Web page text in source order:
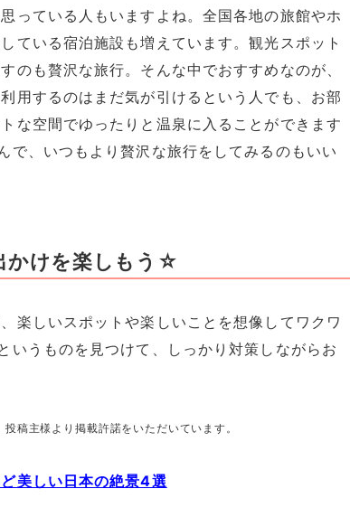
っている人もいますよね。全国各地の旅館やホ
ている宿泊施設も増えています。観光スポット
のも贅沢な旅行。そんな中でおすすめなのが、
用するのはまだ気が引けるという人でも、お部
な空間でゆったりと温泉に入ることができます
で、いつもより贅沢な旅行をしてみるのもいい
かけを楽しもう☆
楽しいスポットや楽しいことを想像してワクワ
いうものを見つけて、しっかり対策しながらお
稿主様より掲載許諾をいただいています。
美しい日本の絶景4選